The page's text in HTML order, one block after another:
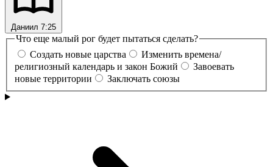
Даниил 7:25
Что еще малый рог будет пытаться сделать?
Создать новые царства
Изменить времена/
религиозный календарь и закон Божий
Завоевать
новые территории
Заключать союзы